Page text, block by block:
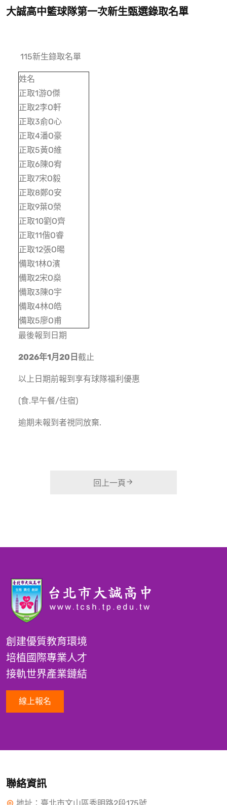
大誠高中籃球隊第一次新生甄選錄取名單
115新生錄取名單
姓名
正取1游O傑
正取2李O軒
正取3俞O心
正取4潘O豪
正取5黃O維
正取6陳O宥
正取7宋O毅
正取8鄭O安
正取9葉O榮
正取10劉O齊
正取11偕O睿
正取12張O暘
備取1林O濱
備取2宋O燊
備取3陳O宇
備取4林O皓
備取5廖O甫
最後報到日期
2026年1月20 日 截止
以上日期前報到享有球隊福利優惠
(食.早午餐/住宿)
逾期未報到者視同放棄.
回上一頁
創建優質教育環境
培植國際專業人才
接軌世界產業鏈結
線上報名
聯絡資訊